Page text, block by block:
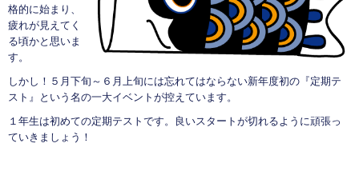
格的に始まり、
疲れが見えてく
る頃かと思いま
す。
しかし！５月下旬～６月上旬には忘れてはならない新年度初の『定期テ
スト』という名の一大イベントが控えています。
１年生は初めての定期テストです。良いスタートが切れるように頑張っ
ていきましょう！